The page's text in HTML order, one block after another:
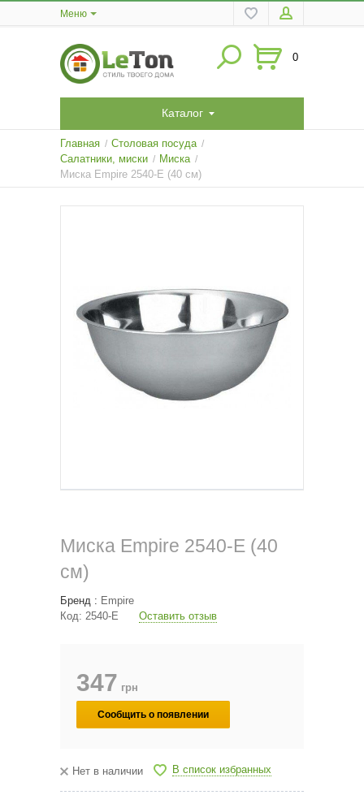
Меню
0
Каталог
Главная / Столовая посуда /
Салатники, миски / Миска /
Миска Empire 2540-E (40 см)
Миска Empire 2540-E (40
см)
Бренд : Empire
Код: 2540-E Оставить отзыв
347 грн
Сообщить о появлении
Нет в наличии В список избранных